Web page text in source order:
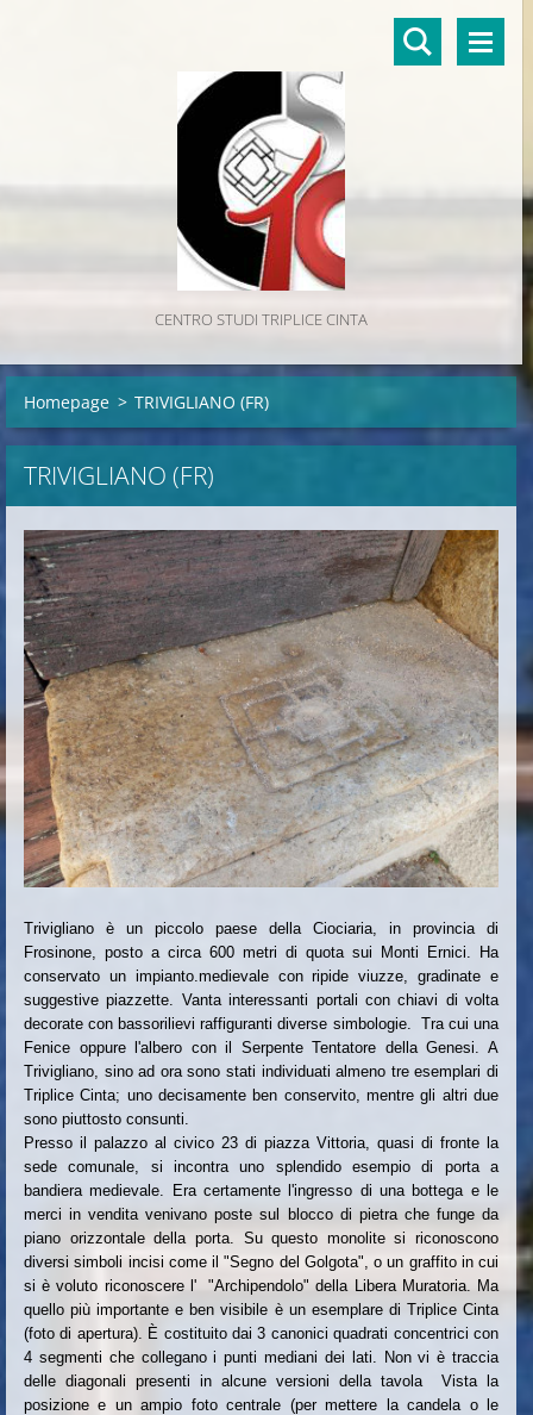
CENTRO STUDI TRIPLICE CINTA
Homepage > TRIVIGLIANO (FR)
TRIVIGLIANO (FR)
Trivigliano è un piccolo paese della Ciociaria, in provincia di
Frosinone, posto a circa 600 metri di quota sui Monti Ernici. Ha
conservato un impianto.medievale con ripide viuzze, gradinate e
suggestive piazzette. Vanta interessanti portali con chiavi di volta
decorate con bassorilievi raffiguranti diverse simbologie. Tra cui una
Fenice oppure l'albero con il Serpente Tentatore della Genesi. A
Trivigliano, sino ad ora sono stati individuati almeno tre esemplari di
Triplice Cinta; uno decisamente ben conservito, mentre gli altri due
sono piuttosto consunti.
Presso il palazzo al civico 23 di piazza Vittoria, quasi di fronte la
sede comunale, si incontra uno splendido esempio di porta a
bandiera medievale. Era certamente l'ingresso di una bottega e le
merci in vendita venivano poste sul blocco di pietra che funge da
piano orizzontale della porta. Su questo monolite si riconoscono
diversi simboli incisi come il "Segno del Golgota", o un graffito in cui
si è voluto riconoscere l' "Archipendolo" della Libera Muratoria. Ma
quello più importante e ben visibile è un esemplare di Triplice Cinta
(foto di apertura). È costituito dai 3 canonici quadrati concentrici con
4 segmenti che collegano i punti mediani dei lati. Non vi è traccia
delle diagonali presenti in alcune versioni della tavola Vista la
posizione e un ampio foto centrale (per mettere la candela o le